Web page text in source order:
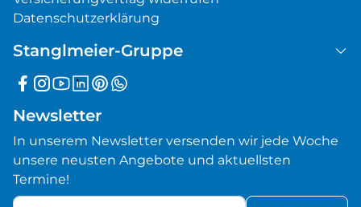
Datenschutzerklärung
Stanglmeier-Gruppe
Newsletter
In unserem Newsletter versenden wir jede Woche
unsere neusten Angebote und aktuellsten
Termine!